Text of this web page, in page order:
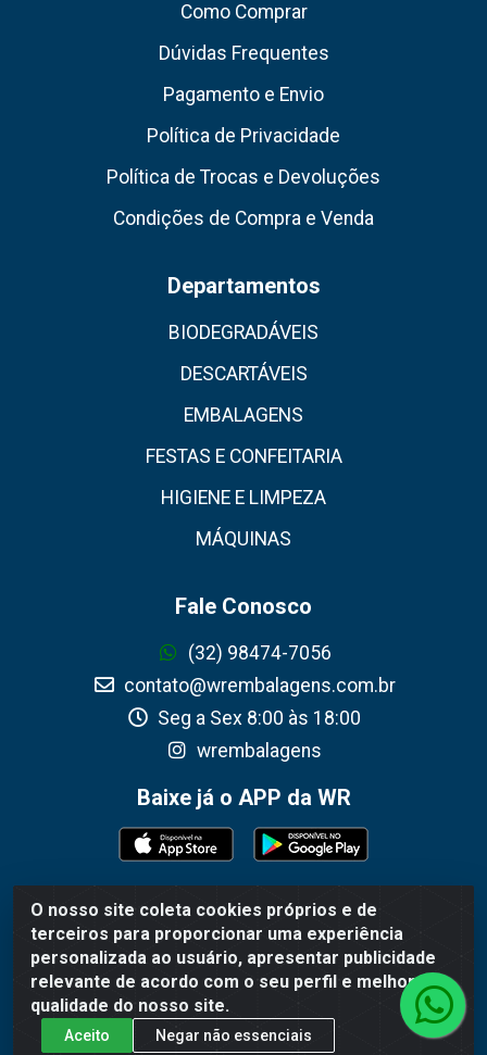
O nosso site coleta cookies próprios e de
terceiros para proporcionar uma experiência
personalizada ao usuário, apresentar publicidade
relevante de acordo com o seu perfil e melhorar a
qualidade do nosso site.
Aceito Negar não essenciais
Como Comprar
Dúvidas Frequentes
Pagamento e Envio
Política de Privacidade
Política de Trocas e Devoluções
Condições de Compra e Venda
Departamentos
BIODEGRADÁVEIS
DESCARTÁVEIS
EMBALAGENS
FESTAS E CONFEITARIA
HIGIENE E LIMPEZA
MÁQUINAS
Fale Conosco
(32) 98474-7056
contato@wrembalagens.com.br
Seg a Sex 8:00 às 18:00
wrembalagens
Baixe já o APP da WR
WR Embalagens - R. Cel. Teodoro Gomes de Araújo, 1360 -
Grogotó - Barbacena / MG - CEP 36202-628 - CNPJ
02.692.206/0001-55